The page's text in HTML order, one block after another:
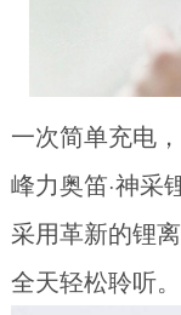
一次简单充电
峰力奥笛·神采
采用革新的锂
全天轻松聆听。